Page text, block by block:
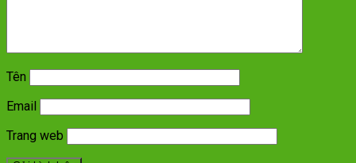
Tên
Email
Trang web